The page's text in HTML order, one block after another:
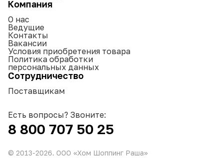
Компания
О нас
Ведущие
Контакты
Вакансии
Условия приобретения товара
Политика обработки
персональных данных
Сотрудничество
Поставщикам
Есть вопросы? Звоните:
8 800 707 50 25
© 2013-2026. ООО «Хом Шоппинг Раша»